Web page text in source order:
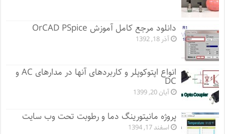
دانلود مرجع کامل آموزش OrCAD PSpice
آذر 18, 1392
انواع اپتوکوپلر و کاربردهای آنها در مدارهای AC و
DC
آبان 20, 1399
پروژه مانيتورينگ دما و رطوبت تحت وب سایت
اسفند 17, 1394